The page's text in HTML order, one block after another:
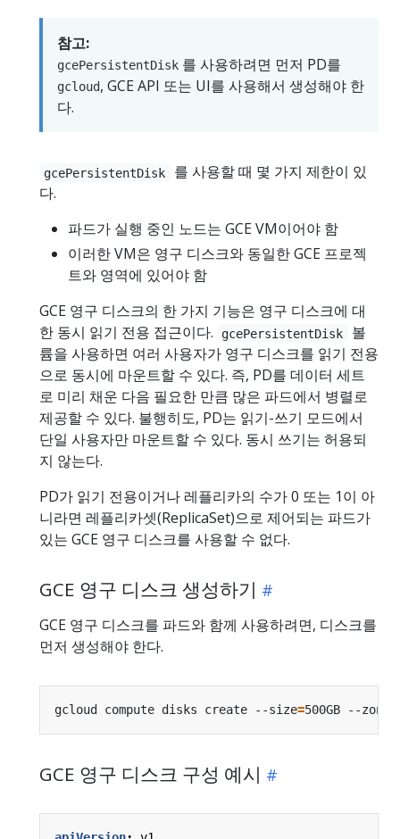
참고:
gcePersistentDisk 를 사용하려면 먼저 PD를
gcloud, GCE API 또는 UI를 사용해서 생성해야 한
다.
gcePersistentDisk
를 사용할 때 몇 가지 제한이 있
다.
파드가 실행 중인 노드는 GCE VM이어야 함
이러한 VM은 영구 디스크와 동일한 GCE 프로젝
트와 영역에 있어야 함
GCE 영구 디스크의 한 가지 기능은 영구 디스크에 대
한 동시 읽기 전용 접근이다.
gcePersistentDisk
볼
륨을 사용하면 여러 사용자가 영구 디스크를 읽기 전용
으로 동시에 마운트할 수 있다. 즉, PD를 데이터 세트
로 미리 채운 다음 필요한 만큼 많은 파드에서 병렬로
제공할 수 있다. 불행히도, PD는 읽기-쓰기 모드에서
단일 사용자만 마운트할 수 있다. 동시 쓰기는 허용되
지 않는다.
PD가 읽기 전용이거나 레플리카의 수가 0 또는 1이 아
니라면 레플리카셋(ReplicaSet)으로 제어되는 파드가
있는 GCE 영구 디스크를 사용할 수 없다.
GCE 영구 디스크 생성하기
GCE 영구 디스크를 파드와 함께 사용하려면, 디스크를
먼저 생성해야 한다.
gcloud compute disks create --size=500GB --zone
GCE 영구 디스크 구성 예시